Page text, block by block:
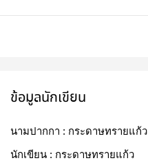
ข้อมูลนักเขียน
นามปากกา : กระดาษทรายแก้ว
นักเขียน : กระดาษทรายแก้ว